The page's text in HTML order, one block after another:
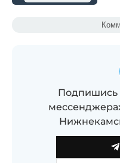
Подпишись